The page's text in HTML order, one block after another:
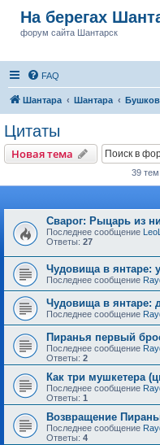
На берегах
форум сайта Шантарск
FAQ
Шантара Шантара
Цитаты
Новая тема
39
Сварог: Рыцарь из
Последнее сообщение
Ответы: 27
Чудовища в янтаре:
Последнее сообщение
Чудовища в янтаре:
Последнее сообщение
Пиранья первый
Последнее сообщение
Ответы: 2
Как три мушкетера
Последнее сообщение
Ответы: 1
Возвращение
Последнее сообщение
Ответы: 4